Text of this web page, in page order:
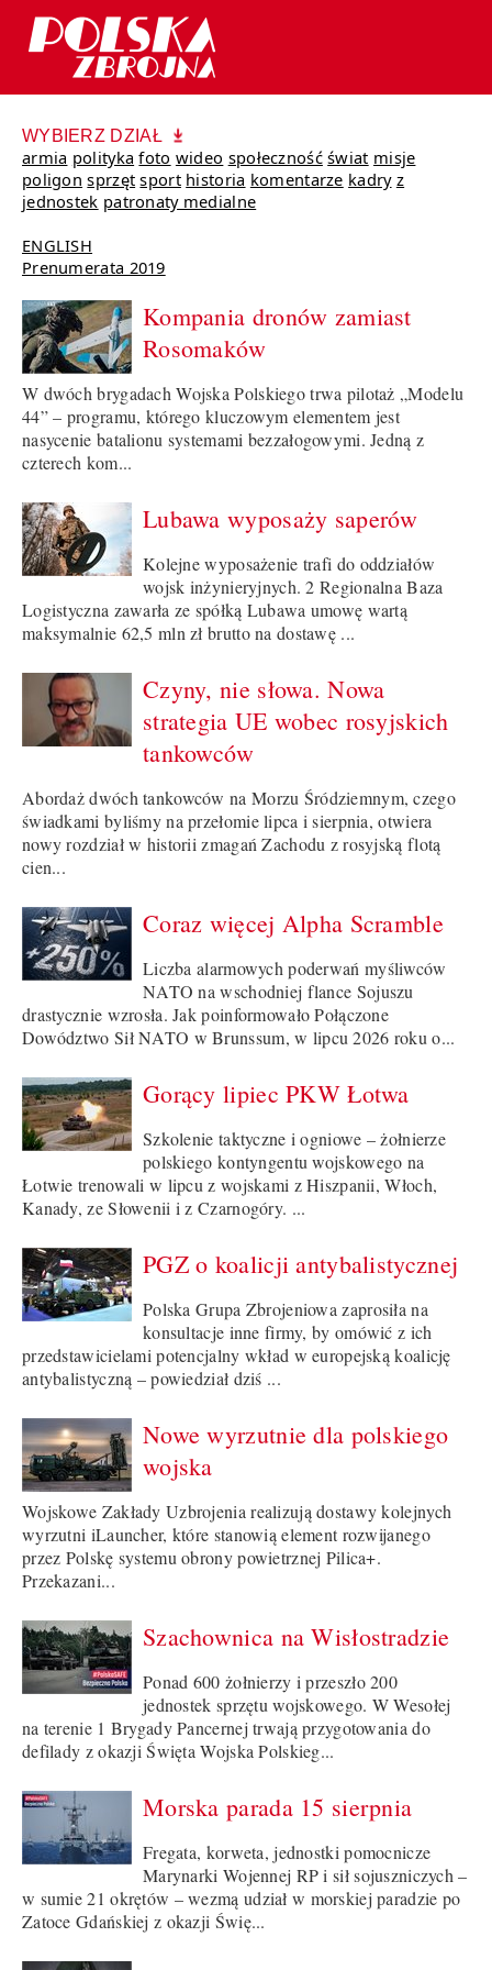
WYBIERZ DZIAŁ
armia polityka foto wideo społeczność świat misje
poligon sprzęt sport historia komentarze kadry z
jednostek patronaty medialne
ENGLISH
Prenumerata 2019
Kompania dronów zamiast
Rosomaków
W dwóch brygadach Wojska Polskiego trwa pilotaż „Modelu
44” – programu, którego kluczowym elementem jest
nasycenie batalionu systemami bezzałogowymi. Jedną z
czterech kom...
Lubawa wyposaży saperów
Kolejne wyposażenie trafi do oddziałów
wojsk inżynieryjnych. 2 Regionalna Baza
Logistyczna zawarła ze spółką Lubawa umowę wartą
maksymalnie 62,5 mln zł brutto na dostawę ...
Czyny, nie słowa. Nowa
strategia UE wobec rosyjskich
tankowców
Abordaż dwóch tankowców na Morzu Śródziemnym, czego
świadkami byliśmy na przełomie lipca i sierpnia, otwiera
nowy rozdział w historii zmagań Zachodu z rosyjską flotą
cien...
Coraz więcej Alpha Scramble
Liczba alarmowych poderwań myśliwców
NATO na wschodniej flance Sojuszu
drastycznie wzrosła. Jak poinformowało Połączone
Dowództwo Sił NATO w Brunssum, w lipcu 2026 roku o...
Gorący lipiec PKW Łotwa
Szkolenie taktyczne i ogniowe – żołnierze
polskiego kontyngentu wojskowego na
Łotwie trenowali w lipcu z wojskami z Hiszpanii, Włoch,
Kanady, ze Słowenii i z Czarnogóry. ...
PGZ o koalicji antybalistycznej
Polska Grupa Zbrojeniowa zaprosiła na
konsultacje inne firmy, by omówić z ich
przedstawicielami potencjalny wkład w europejską koalicję
antybalistyczną – powiedział dziś ...
Nowe wyrzutnie dla polskiego
wojska
Wojskowe Zakłady Uzbrojenia realizują dostawy kolejnych
wyrzutni iLauncher, które stanowią element rozwijanego
przez Polskę systemu obrony powietrznej Pilica+.
Przekazani...
Szachownica na Wisłostradzie
Ponad 600 żołnierzy i przeszło 200
jednostek sprzętu wojskowego. W Wesołej
na terenie 1 Brygady Pancernej trwają przygotowania do
defilady z okazji Święta Wojska Polskieg...
Morska parada 15 sierpnia
Fregata, korweta, jednostki pomocnicze
Marynarki Wojennej RP i sił sojuszniczych –
w sumie 21 okrętów – wezmą udział w morskiej paradzie po
Zatoce Gdańskiej z okazji Świę...